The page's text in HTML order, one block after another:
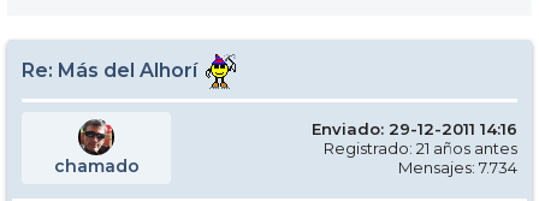
Re: Más del Alhorí
chamado
Enviado: 29-12-2011 14:16
Registrado: 21 años antes
Mensajes: 7.734